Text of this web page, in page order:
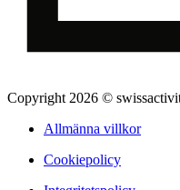
Copyright 2026 ©
Allmänna villkor
Cookiepolicy